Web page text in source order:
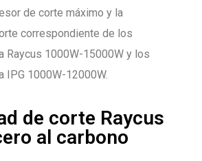
de corte máximo y la
correspondiente de los
Raycus 1000W-15000W y los
IPG 1000W-12000W.
de corte Raycus
al carbono